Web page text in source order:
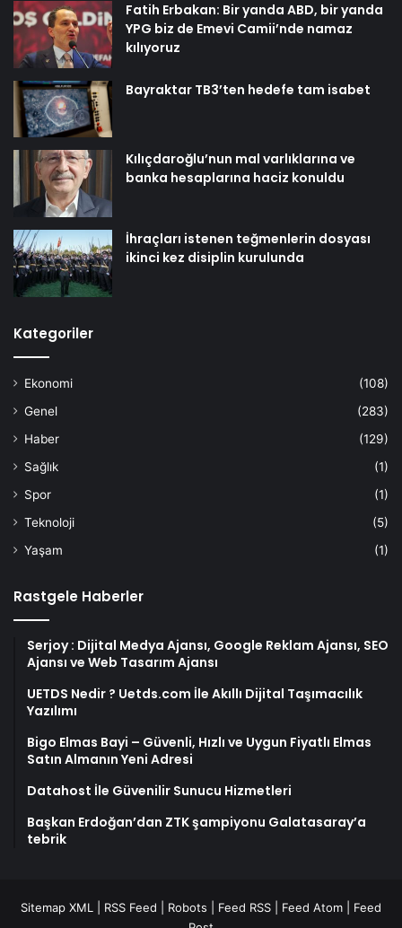
Fatih Erbakan: Bir yanda ABD, bir yanda
YPG biz de Emevi Camii’nde namaz
kılıyoruz
Bayraktar TB3’ten hedefe tam isabet
Kılıçdaroğlu’nun mal varlıklarına ve
banka hesaplarına haciz konuldu
İhraçları istenen teğmenlerin dosyası
ikinci kez disiplin kurulunda
Kategoriler
Ekonomi
(108)
Genel
(283)
Haber
(129)
Sağlık
(1)
Spor
(1)
Teknoloji
(5)
Yaşam
(1)
Rastgele Haberler
Serjoy : Dijital Medya Ajansı, Google Reklam Ajansı, SEO
Ajansı ve Web Tasarım Ajansı
UETDS Nedir ? Uetds.com İle Akıllı Dijital Taşımacılık
Yazılımı
Bigo Elmas Bayi – Güvenli, Hızlı ve Uygun Fiyatlı Elmas
Satın Almanın Yeni Adresi
Datahost İle Güvenilir Sunucu Hizmetleri
Başkan Erdoğan’dan ZTK şampiyonu Galatasaray’a
tebrik
Sitemap XML RSS Feed Robots Feed RSS Feed Atom
Feed